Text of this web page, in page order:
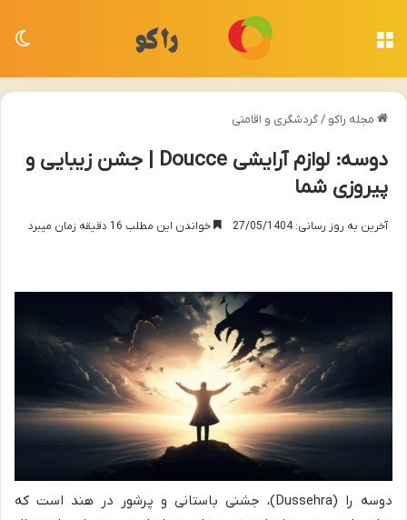
مجله راکو /گردشگری و اقامتی
دوسه: لوازم آرایشی Doucce | جشن زیبایی و
پیروزی شما
آخرین به روز رسانی: 27/05/1404 خواندن این مطلب 16 دقیقه زمان میبرد
دوسه را (Dussehra)، جشنی باستانی و پرشور در هند است که